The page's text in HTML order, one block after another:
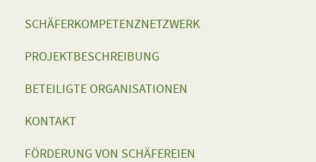
SCHÄFERKOMPETENZNETZWERK
PROJEKTBESCHREIBUNG
BETEILIGTE ORGANISATIONEN
KONTAKT
FÖRDERUNG VON SCHÄFEREIEN